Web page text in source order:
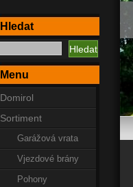
Hledat
Menu
Domirol
Sortiment
Garážová vrata
Vjezdové brány
Pohony